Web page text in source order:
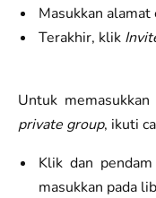
Masukkan
Terakhir, klik
Untuk
private group, ikuti
Klik dan
masukkan pada